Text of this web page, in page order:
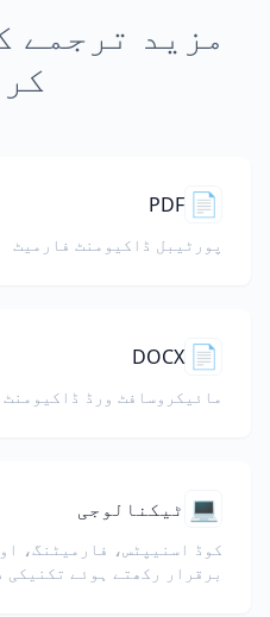
مزید ترجمے
📄
PDF
پورٹیبل ڈاکیومنٹ فارمیٹ
📄
DOCX
مائیکروسافٹ ورڈ ڈاکیومنٹ
💻 ٹیکنالوجی
کوڈ اسنیپٹس، فارمیٹنگ،